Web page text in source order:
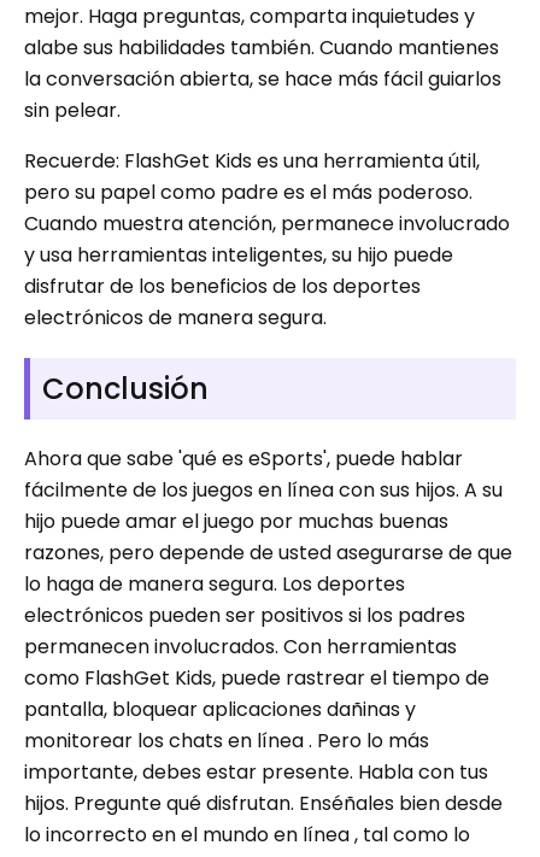
mejor. Haga preguntas, comparta inquietudes y
alabe sus habilidades también. Cuando mantienes
la conversación abierta, se hace más fácil guiarlos
sin pelear.
Recuerde: FlashGet Kids es una herramienta útil,
pero su papel como padre es el más poderoso.
Cuando muestra atención, permanece involucrado
y usa herramientas inteligentes, su hijo puede
disfrutar de los beneficios de los deportes
electrónicos de manera segura.
Conclusión
Ahora que sabe 'qué es eSports', puede hablar
fácilmente de los juegos en línea con sus hijos. A su
hijo puede amar el juego por muchas buenas
razones, pero depende de usted asegurarse de que
lo haga de manera segura. Los deportes
electrónicos pueden ser positivos si los padres
permanecen involucrados. Con herramientas
como FlashGet Kids, puede rastrear el tiempo de
pantalla, bloquear aplicaciones dañinas y
monitorear los chats en línea . Pero lo más
importante, debes estar presente. Habla con tus
hijos. Pregunte qué disfrutan. Enséñales bien desde
lo incorrecto en el mundo en línea , tal como lo